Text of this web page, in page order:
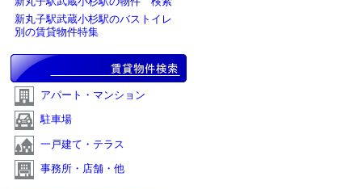
新丸子駅武蔵小杉駅のバストイレ
別の賃貸物件特集
アパート・マンション
駐車場
一戸建て・テラス
事務所・店舗・他